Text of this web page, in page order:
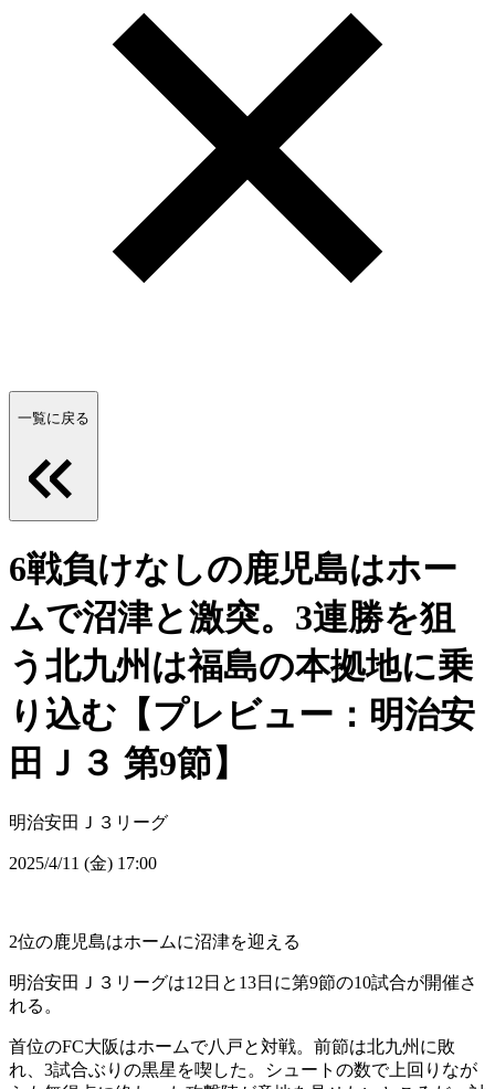
一覧に戻る
6戦負けなしの鹿児島はホー
ムで沼津と激突。3連勝を狙
う北九州は福島の本拠地に乗
り込む【プレビュー：明治安
田Ｊ３ 第9節】
明治安田Ｊ３リーグ
2025/4/11 (金) 17:00
2位の鹿児島はホームに沼津を迎える
明治安田Ｊ３リーグは12日と13日に第9節の10試合が開催さ
れる。
首位のFC大阪はホームで八戸と対戦。前節は北九州に敗
れ、3試合ぶりの黒星を喫した。シュートの数で上回りなが